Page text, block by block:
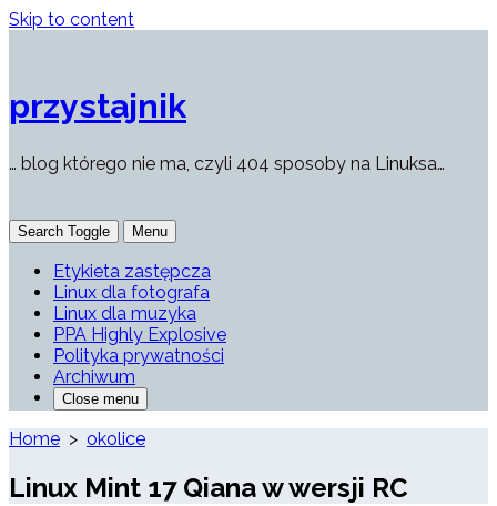
Skip to content
przystajnik
… blog którego nie ma, czyli 404 sposoby na Linuksa…
Search Toggle Menu
Etykieta zastępcza
Linux dla fotografa
Linux dla muzyka
PPA Highly Explosive
Polityka prywatności
Archiwum
Close menu
Home > okolice
Linux Mint 17 Qiana w wersji RC